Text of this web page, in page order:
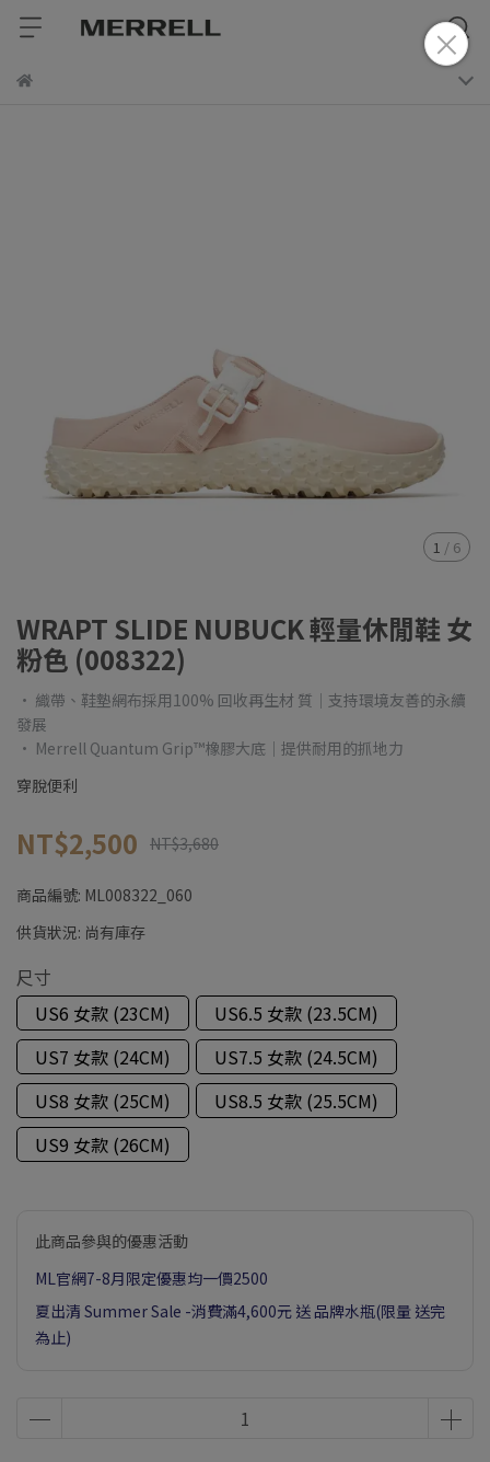
1 / 6
WRAPT SLIDE NUBUCK 輕量休閒鞋 女
粉色 (008322)
• 織帶、鞋墊網布採用100% 回收再生材 質｜支持環境友善的永續
發展
• Merrell Quantum Grip™橡膠大底｜提供耐用的抓地力
穿脫便利
NT$2,500 NT$3,680
商品編號: ML008322_060
供貨狀況: 尚有庫存
尺寸
US6 女款 (23CM)
US6.5 女款 (23.5CM)
US7 女款 (24CM)
US7.5 女款 (24.5CM)
US8 女款 (25CM)
US8.5 女款 (25.5CM)
US9 女款 (26CM)
此商品參與的優惠活動
ML官網7-8月限定優惠均一價2500
夏出清 Summer Sale -消費滿4,600元 送 品牌水瓶(限量 送完
為止)